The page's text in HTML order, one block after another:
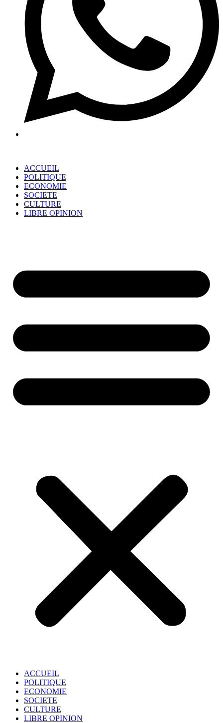
ACCUEIL
POLITIQUE
ECONOMIE
SOCIETE
CULTURE
LIBRE OPINION
ACCUEIL
POLITIQUE
ECONOMIE
SOCIETE
CULTURE
LIBRE OPINION